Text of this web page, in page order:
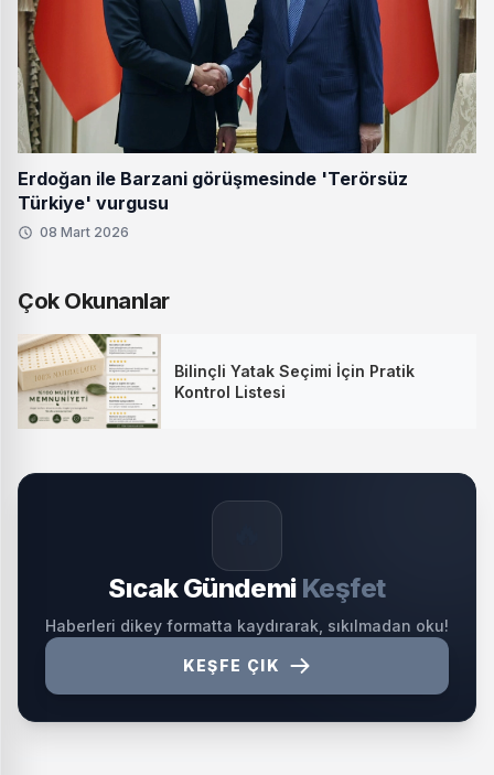
Erdoğan ile Barzani görüşmesinde 'Terörsüz
Türkiye' vurgusu
08 Mart 2026
Çok Okunanlar
Bilinçli Yatak Seçimi İçin Pratik
Kontrol Listesi
Sıcak Gündemi Keşfet
Haberleri dikey formatta kaydırarak, sıkılmadan oku!
KEŞFE ÇIK